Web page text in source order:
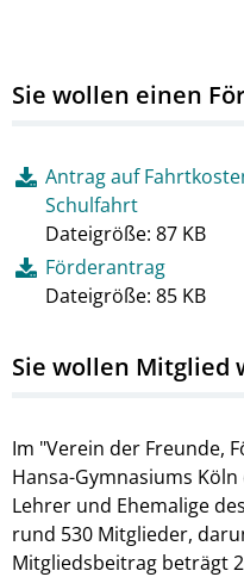
Sie wollen einen
Antrag auf
Schulfahrt
Dateigröße: 87 KB
Förderantrag
Dateigröße: 85 KB
Sie wollen Mitglied
Im "Verein der Freunde,
Hansa-Gymnasiums
Lehrer und Ehemalige
rund 530 Mitglieder,
Mitgliedsbeitrag beträgt